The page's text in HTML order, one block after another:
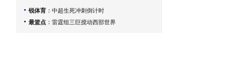
锐体育 ： 中超生死冲刺倒计时
最篮点 ： 雷霆组三巨搅动西部世界